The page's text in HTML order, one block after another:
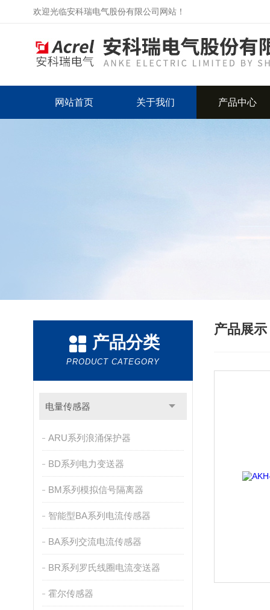
欢迎光临安科瑞电气股份有限公司网站！
网站首页 关于我们 产品中心
产品分类
PRODUCT CATEGORY
电量传感器
ARU系列浪涌保护器
BD系列电力变送器
BM系列模拟信号隔离器
智能型BA系列电流传感器
BA系列交流电流传感器
BR系列罗氏线圈电流变送器
霍尔传感器
产品展示